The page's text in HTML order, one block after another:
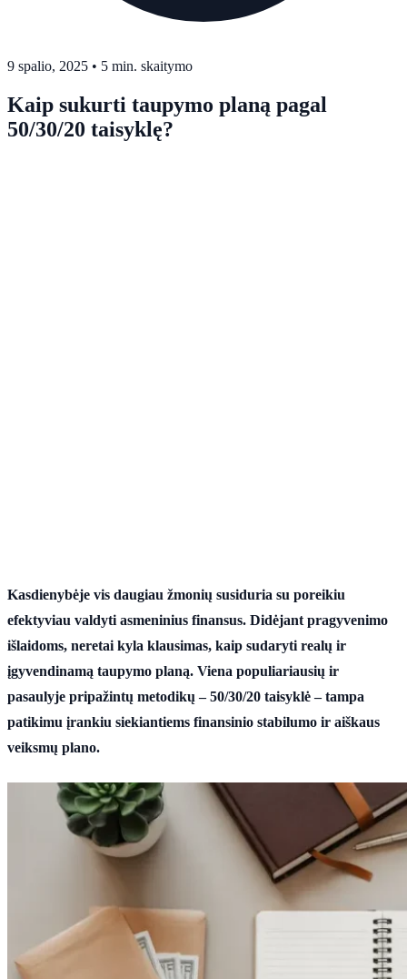
9 spalio, 2025 • 5 min. skaitymo
Kaip sukurti taupymo planą pagal
50/30/20 taisyklę?
Kasdienybėje vis daugiau žmonių susiduria su poreikiu
efektyviau valdyti asmeninius finansus. Didėjant pragyvenimo
išlaidoms, neretai kyla klausimas, kaip sudaryti realų ir
įgyvendinamą taupymo planą. Viena populiariausių ir
pasaulyje pripažintų metodikų – 50/30/20 taisyklė – tampa
patikimu įrankiu siekiantiems finansinio stabilumo ir aiškaus
veiksmų plano.